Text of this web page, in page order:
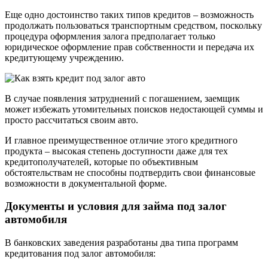
Еще одно достоинство таких типов кредитов – возможность
продолжать пользоваться транспортным средством, поскольку
процедура оформления залога предполагает только
юридическое оформление прав собственности и передача их
кредитующему учреждению.
В случае появления затруднений с погашением, заемщик
может избежать утомительных поисков недостающей суммы и
просто рассчитаться своим авто.
И главное преимущественное отличие этого кредитного
продукта – высокая степень доступности даже для тех
кредитополучателей, которые по объективным
обстоятельствам не способны подтвердить свои финансовые
возможности в документальной форме.
Документы и условия для займа под залог
автомобиля
В банковских заведения разработаны два типа программ
кредитования под залог автомобиля: